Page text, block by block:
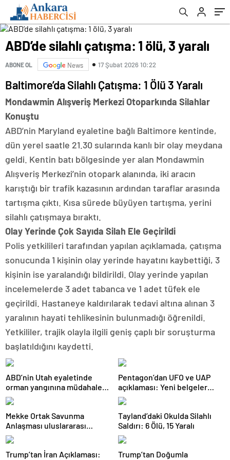
ABD’de silahlı çatışma: 1 ölü, 3 yaralı
ABONE OL News 17 Şubat 2026 10:22
Baltimore’da Silahlı Çatışma: 1 Ölü 3 Yaralı
Mondawmin Alışveriş Merkezi Otoparkında Silahlar
Konuştu
ABD’nin Maryland eyaletine bağlı Baltimore kentinde,
dün yerel saatle 21.30 sularında kanlı bir olay meydana
geldi. Kentin batı bölgesinde yer alan Mondawmin
Alışveriş Merkezi’nin otopark alanında, iki aracın
karıştığı bir trafik kazasının ardından taraflar arasında
tartışma çıktı. Kısa sürede büyüyen tartışma, yerini
silahlı çatışmaya bıraktı.
Olay Yerinde Çok Sayıda Silah Ele Geçirildi
Polis yetkilileri tarafından yapılan açıklamada, çatışma
sonucunda 1 kişinin olay yerinde hayatını kaybettiği, 3
kişinin ise yaralandığı bildirildi. Olay yerinde yapılan
incelemelerde 3 adet tabanca ve 1 adet tüfek ele
geçirildi. Hastaneye kaldırılarak tedavi altına alınan 3
yaralının hayati tehlikesinin bulunmadığı öğrenildi.
Yetkililer, trajik olayla ilgili geniş çaplı bir soruşturma
başlatıldığını kaydetti.
ABD’nin Utah eyaletinde
orman yangınına müdahale
eden helikopter düştü
Pentagon’dan UFO ve UAP
açıklaması: Yeni belgeler
kamuoyuyla paylaşıldı
Mekke Ortak Savunma
Anlaşması uluslararası
basında geniş yankı uyandırdı
Tayland’daki Okulda Silahlı
Saldırı: 6 Ölü, 15 Yaralı
Trump’tan İran Açıklaması:
Trump’tan Doğumla